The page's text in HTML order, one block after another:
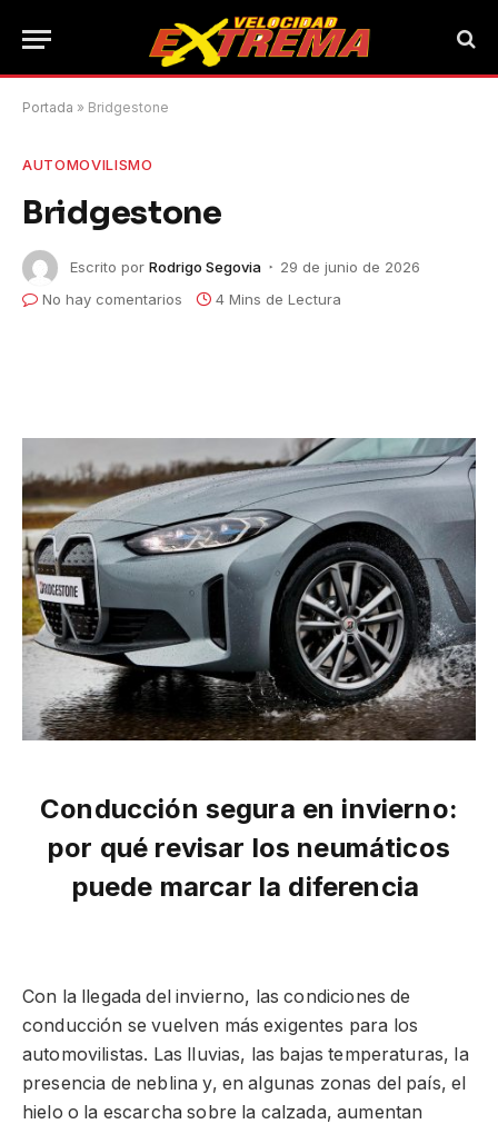
Portada » Bridgestone
AUTOMOVILISMO
Bridgestone
Escrito por Rodrigo Segovia
29 de junio de 2026
No hay comentarios
4 Mins de Lectura
Conducción segura en invierno:
por qué revisar los neumáticos
puede marcar la diferencia
Con la llegada del invierno, las condiciones de
conducción se vuelven más exigentes para los
automovilistas. Las lluvias, las bajas temperaturas, la
presencia de neblina y, en algunas zonas del país, el
hielo o la escarcha sobre la calzada, aumentan